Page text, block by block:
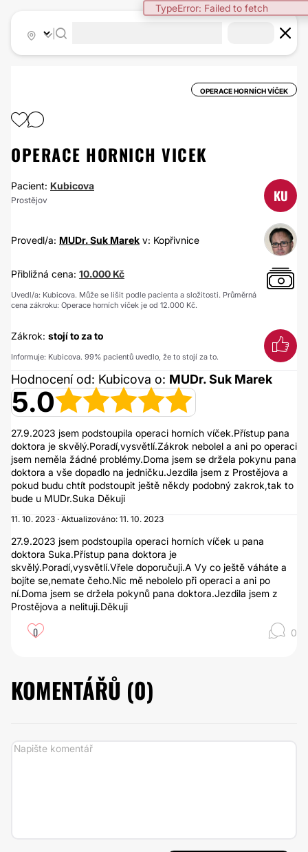
TypeError: Failed to fetch
OPERACE HORNÍCH VÍČEK
OPERACE HORNICH VICEK
Pacient: Kubicova
Prostějov KU
Provedl/a: MUDr. Suk Marek v: Kopřivnice
Přibližná cena: 10.000 Kč
Uvedl/a: Kubicova. Může se lišit podle pacienta a složitosti. Průměrná
cena zákroku: Operace horních víček je od 12.000 Kč.
Zákrok: stojí to za to
Informuje: Kubicova. 99% pacientů uvedlo, že to stojí za to.
Hodnocení od: Kubicova o: MUDr. Suk Marek
5.0
27.9.2023 jsem podstoupila operaci horních víček.Přístup pana
doktora je skvělý.Poradí,vysvětlí.Zákrok nebolel a ani po operaci
jsem neměla žádné problémy.Doma jsem se držela pokynu pana
doktora a vše dopadlo na jedničku.Jezdila jsem z Prostějova a
pokud budu chtít podstoupit ještě někdy podobný zakrok,tak to
bude u MUDr.Suka Děkuji
11. 10. 2023 · Aktualizováno: 11. 10. 2023
27.9.2023 jsem podstoupila operaci horních víček u pana
doktora Suka.Přístup pana doktora je
skvělý.Poradí,vysvětlí.Vřele doporučuji.A Vy co ještě váháte a
bojíte se,nemate čeho.Nic mě nebolelo při operaci a ani po
ní.Doma jsem se držela pokynů pana doktora.Jezdila jsem z
Prostějova a nelituji.Děkuji
0 0
KOMENTÁŘŮ (0)